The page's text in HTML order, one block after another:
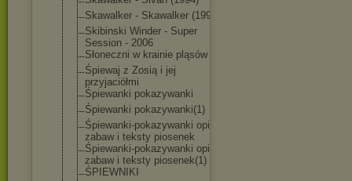
Skawalker - Skawalker (1992)
Skibinski Winder - Super
Session - 2006
Słoneczni w krainie pląsów
Śpiewaj z Zosią i jej
przyjaciółmi
Śpiewanki pokazywanki
Śpiewanki pokazywanki(1)
Śpiewanki-pokazywanki opisy
zabaw i teksty piosenek
Śpiewanki-pokazywanki opisy
zabaw i teksty piosenek(1)
ŚPIEWNIKI